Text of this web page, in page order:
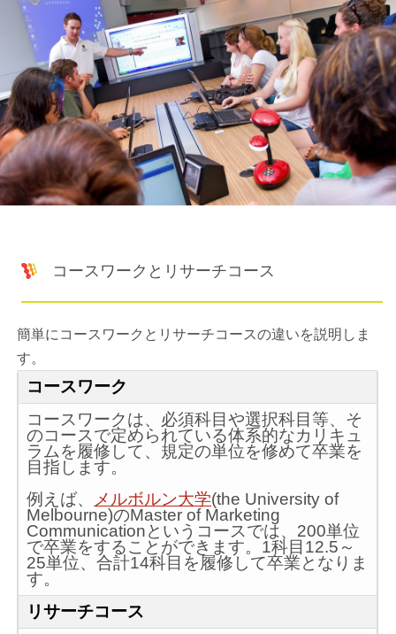
コースワークとリサーチコース
簡単にコースワークとリサーチコースの違いを説明しま
す。
コースワーク
コースワークは、必須科目や選択科目等、そ
のコースで定められている体系的なカリキュ
ラムを履修して、規定の単位を修めて卒業を
目指します。
例えば、 メルボルン大学(the University of
Melbourne)のMaster of Marketing
Communicationというコースでは、200単位
で卒業をすることができます。1科目12.5～
25単位、合計14科目を履修して卒業となりま
す。
リサーチコース